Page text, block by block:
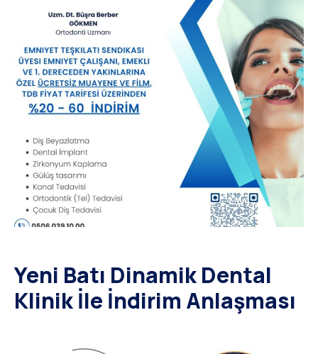
Yeni Batı Dinamik Dental
Klinik İle İndirim Anlaşması